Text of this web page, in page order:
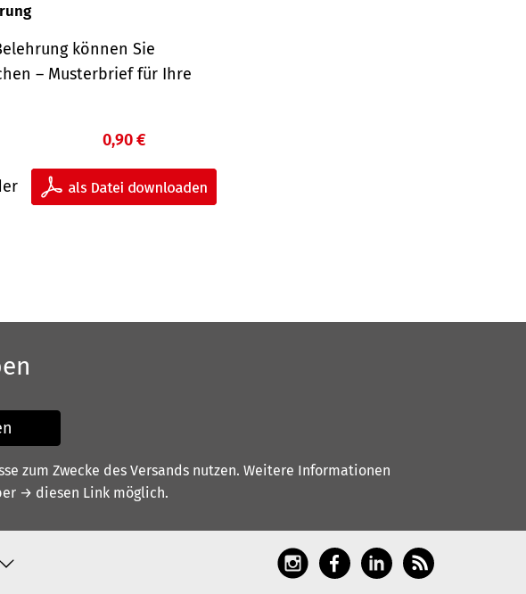
können Sie
– Musterbrief für Ihre
0,90 €
zum Zwecke des Versands nutzen. Weitere Informationen
→ diesen Link möglich.